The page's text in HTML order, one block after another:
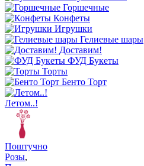
Горшечные
Конфеты
Игрушки
Гелиевые шары
Доставим!
ФУД Букеты
Торты
Бенто Торт
Летом..!
Поштучно
Розы,